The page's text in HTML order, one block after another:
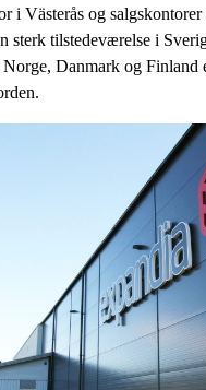
i Västerås og
sterk tilstedeværelse i
Norge, Danmark og Finland